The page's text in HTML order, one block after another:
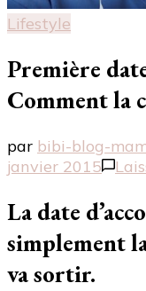
Lifestyle
Première
Comment la
par bibi-blog-
janvier 2015
La date
simplement
va sortir.